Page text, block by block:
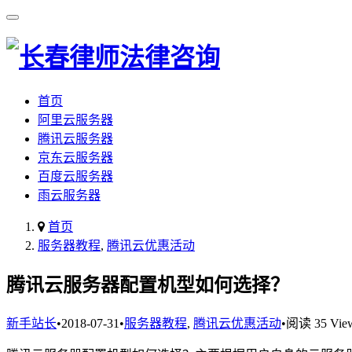
首页
阿里云服务器
腾讯云服务器
京东云服务器
百度云服务器
雨云服务器
首页
服务器教程, 腾讯云优惠活动
腾讯云服务器配置机型如何选择？
新手站长•2018-07-31 •服务器教程, 腾讯云优惠活动•阅读 35